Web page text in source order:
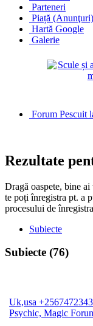
Parteneri
Piață (Anunţuri)
Hartă Google
Galerie
Forum Pescuit
Rezultate
Dragă oaspete, bine
te poți înregistra pt. a
procesului de
Subiecte
Subiecte (76)
Uk,usa
Psychic, Magic